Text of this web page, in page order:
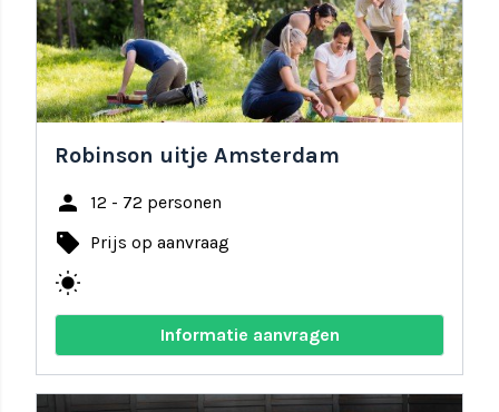
Robinson uitje Amsterdam
person 12 - 72 personen
local_offer Prijs op aanvraag
wb_sunny
Informatie aanvragen